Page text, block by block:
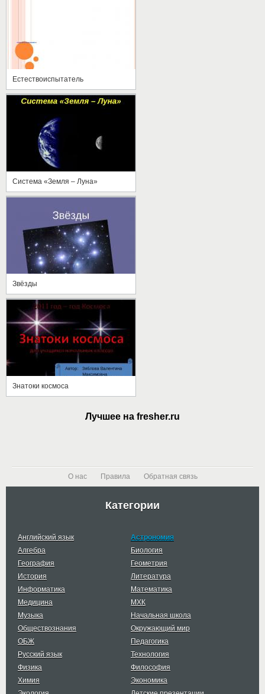
Естествоиспытатель
Система «Земля – Луна»
Звёзды
Знатоки космоса
Лучшее на fresher.ru
О нас Правила Обратная связь
Категории
Английский язык
Астрономия
Алгебра
Биология
География
Геометрия
История
Литература
Информатика
Математика
Медицина
МХК
Музыка
Начальная школа
Обществознания
Окружающий мир
ОБЖ
Педагогика
Русский язык
Технология
Физика
Философия
Химия
Экономика